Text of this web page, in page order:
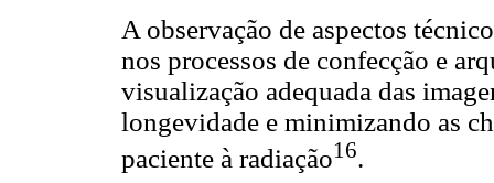
A observação de aspectos
nos processos de confecção e
visualização adequada das
longevidade e minimizando as
paciente à radiação16.